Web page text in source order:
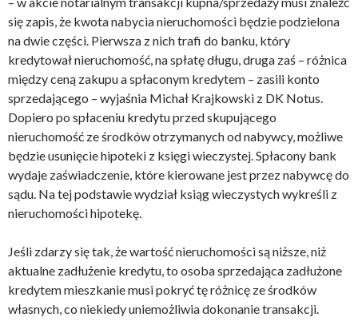
się zapis, że kwota nabycia nieruchomości będzie podzielona
na dwie części. Pierwsza z nich trafi do banku, który
kredytował nieruchomość, na spłatę długu, druga zaś – różnica
między ceną zakupu a spłaconym kredytem – zasili konto
sprzedającego – wyjaśnia Michał Krajkowski z DK Notus.
Dopiero po spłaceniu kredytu przed skupującego
nieruchomość ze środków otrzymanych od nabywcy, możliwe
będzie usunięcie hipoteki z księgi wieczystej. Spłacony bank
wydaje zaświadczenie, które kierowane jest przez nabywcę do
sądu. Na tej podstawie wydział ksiąg wieczystych wykreśli z
nieruchomości hipotekę.
Jeśli zdarzy się tak, że wartość nieruchomości są niższe, niż
aktualne zadłużenie kredytu, to osoba sprzedająca zadłużone
kredytem mieszkanie musi pokryć tę różnicę ze środków
własnych, co niekiedy uniemożliwia dokonanie transakcji.